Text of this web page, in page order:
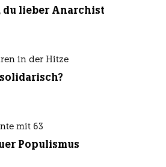
du lieber Anarchist
in der Hitze
mit 63
Populismus